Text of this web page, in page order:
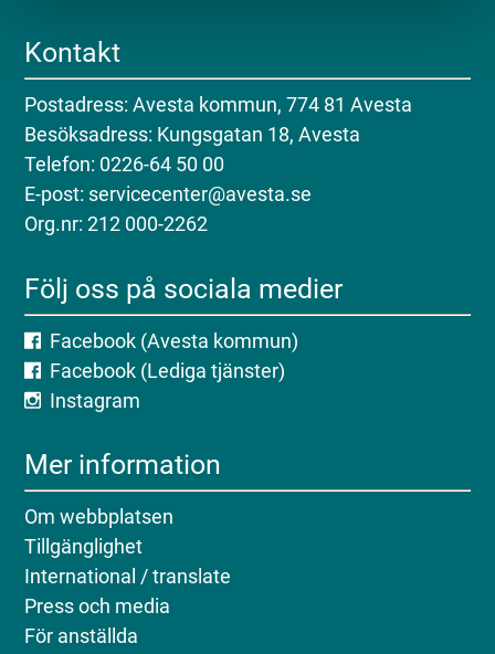
Kontakt
Postadress: Avesta kommun, 774 81 Avesta
Besöksadress: Kungsgatan 18, Avesta
Telefon: 0226-64 50 00
E-post: servicecenter@avesta.se
Org.nr: 212 000-2262
Följ oss på sociala medier
Facebook (Avesta kommun)
Facebook (Lediga tjänster)
Instagram
Mer information
Om webbplatsen
Tillgänglighet
International / translate
Press och media
För anställda